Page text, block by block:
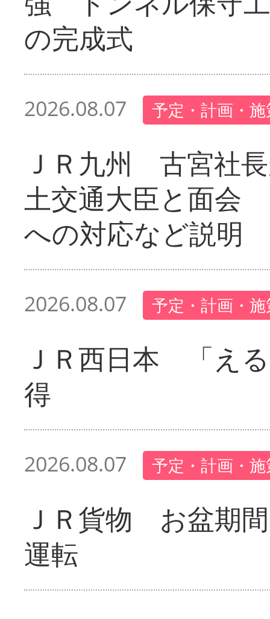
の完成式
2026.08.07 予定・計画・
ＪＲ九州 古宮社
土交通大臣と面会
への対応など説明
2026.08.07 予定・計画・
ＪＲ西日本 「え
得
2026.08.07 予定・計画・
ＪＲ貨物 お盆期
運転